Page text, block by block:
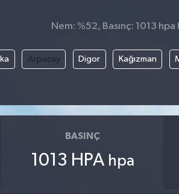
Nem: %52, Basınç: 1013
Arpaçay Digor Kağızman
BASINÇ
1013 HPA hpa